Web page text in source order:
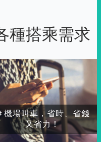
種搭乘需求
機場叫車，省時、省錢
又省力！